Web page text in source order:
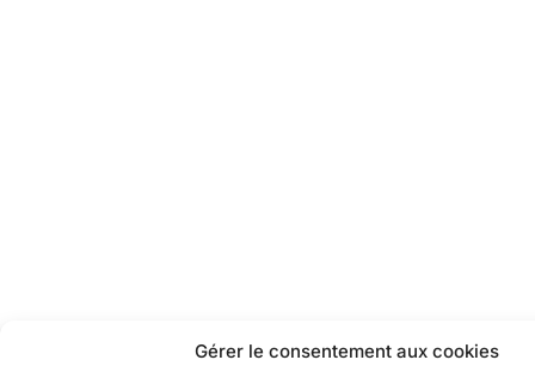
Gérer le consentement aux cookies